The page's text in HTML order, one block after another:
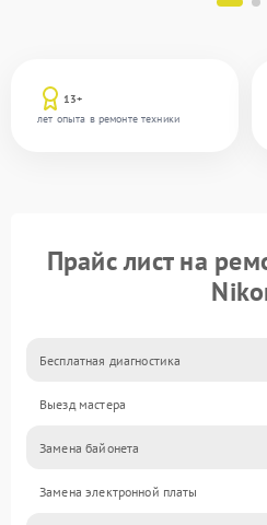
13+
лет опыта в ремонте техники
Прайс лист на
Бесплатная диагностика
Выезд мастера
Замена байонета
Замена электронной платы